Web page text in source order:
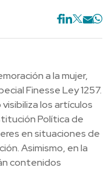
a la mujer,
Finesse Ley 1257.
los artículos
Política de
en situaciones de
Asimismo, en la
contenidos